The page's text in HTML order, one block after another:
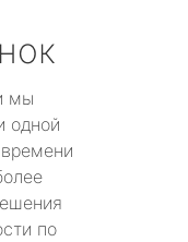
мы
одной
по